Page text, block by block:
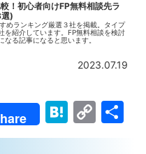
較！初心者向けFP無料相談先ラ
)
めランキング厳選３社を掲載。タイプ
を紹介しています。FP無料相談を検討
なる記事になると思います。
2023.07.19
H
at
C